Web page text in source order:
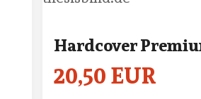
Hardcover
20,50 EUR